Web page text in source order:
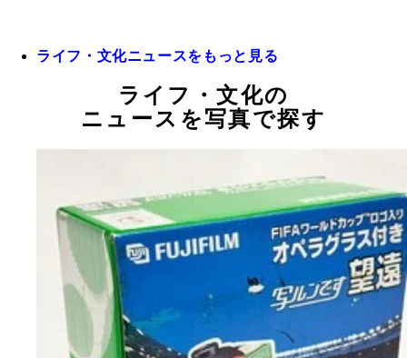
ライフ・文化ニュースをもっと見る
ライフ・文化の
ニュースを写真で探す